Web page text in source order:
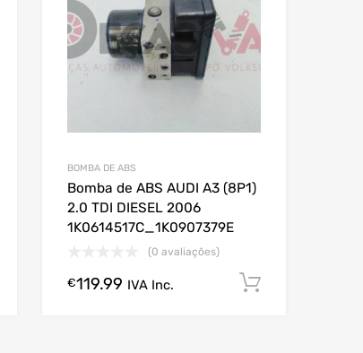
Comprar Agora!
BOMBA DE ABS
Bomba de ABS AUDI A3 (8P1)
2.0 TDI DIESEL 2006
1K0614517C_1K0907379E
(0 avaliações)
€119.99 IVA Inc.